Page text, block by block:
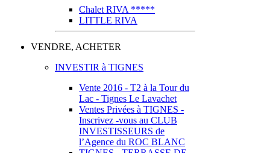
Chalet RIVA *****
LITTLE RIVA
VENDRE, ACHETER
INVESTIR à TIGNES
Vente 2016 - T2 à la Tour du
Lac - Tignes Le Lavachet
Ventes Privées à TIGNES -
Inscrivez -vous au CLUB
INVESTISSEURS de
l’Agence du ROC BLANC